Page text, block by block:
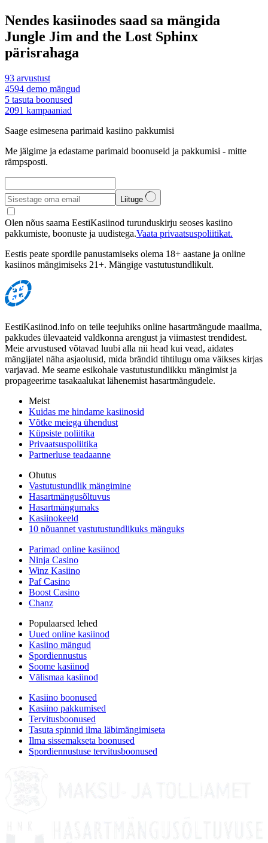
Nendes kasiinodes saad sa mängida
Jungle Jim and the Lost Sphinx
pärisrahaga
93 arvustust
4594 demo mängud
5 tasuta boonused
2091 kampaaniad
Saage esimesena parimaid kasiino pakkumisi
Me jälgime ja edastame parimaid boonuseid ja pakkumisi - mitte
rämpsposti.
Liituge
Olen nõus saama EestiKasiinod turunduskirju seoses kasiino
pakkumiste, boonuste ja uudistega.Vaata privaatsuspoliitikat.
Eestis peate spordile panustamiseks olema 18+ aastane ja online
kasiinos mängimiseks 21+. Mängige vastutustundlikult.
EestiKasiinod.info on teile teejuhiks online hasartmängude maailma,
pakkudes ülevaateid valdkonna arengust ja viimastest trendidest.
Meie arvustused võtavad luubi alla nii head kui vead, aidates
mängijatel näha asjaolusid, mida brändid tihtilugu oma väikses kirjas
varjavad. Me seame esikohale vastutustundlikku mängimist ja
propageerime tasakaalukat lähenemist hasartmängudele.
Meist
Kuidas me hindame kasiinosid
Võtke meiega ühendust
Küpsiste poliitika
Privaatsuspoliitika
Partnerluse teadaanne
Ohutus
Vastutustundlik mängimine
Hasartmängusõltuvus
Hasartmängumaks
Kasiinokeeld
10 nõuannet vastutustundlikuks mänguks
Parimad online kasiinod
Ninja Casino
Winz Kasiino
Paf Casino
Boost Casino
Chanz
Populaarsed lehed
Uued online kasiinod
Kasiino mängud
Spordiennustus
Soome kasiinod
Välismaa kasiinod
Kasiino boonused
Kasiino pakkumised
Tervitusboonused
Tasuta spinnid ilma läbimängimiseta
Ilma sissemakseta boonused
Spordiennustuse tervitusboonused